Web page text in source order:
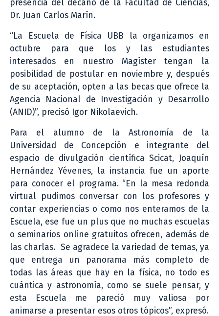
presencia del decano de la Facultad de Ciencias,
Dr. Juan Carlos Marín.
“La Escuela de Física UBB la organizamos en
octubre para que los y las estudiantes
interesados en nuestro Magíster tengan la
posibilidad de postular en noviembre y, después
de su aceptación, opten a las becas que ofrece la
Agencia Nacional de Investigación y Desarrollo
(ANID)”, precisó Igor Nikolaevich.
Para el alumno de la Astronomía de la
Universidad de Concepción e integrante del
espacio de divulgación científica Scicat, Joaquín
Hernández Yévenes, la instancia fue un aporte
para conocer el programa. “En la mesa redonda
virtual pudimos conversar con los profesores y
contar experiencias o como nos enteramos de la
Escuela, ese fue un plus que no muchas escuelas
o seminarios online gratuitos ofrecen, además de
las charlas. Se agradece la variedad de temas, ya
que entrega un panorama más completo de
todas las áreas que hay en la física, no todo es
cuántica y astronomía, como se suele pensar, y
esta Escuela me pareció muy valiosa por
animarse a presentar esos otros tópicos”, expresó.